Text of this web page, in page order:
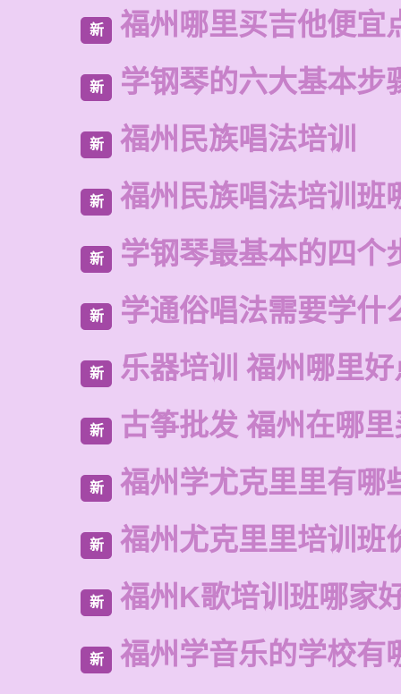
新 福州哪里买吉他便宜
新 学钢琴的六大基本步
新 福州民族唱法培训
新 福州民族唱法培训班
新 学钢琴最基本的四个
新 学通俗唱法需要学什
新 乐器培训 福州哪里
新 古筝批发 福州在哪
新 福州学尤克里里有哪
新 福州尤克里里培训班
新 福州K歌培训班哪家
新 福州学音乐的学校有